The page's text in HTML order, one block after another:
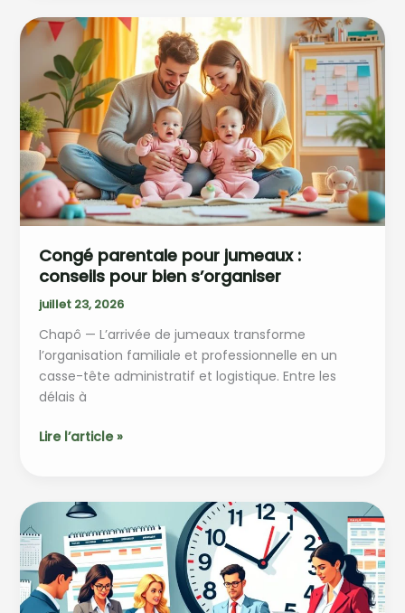
un
métier
bien
payé
:
quelles
options
choisir
Congé parentale pour jumeaux :
conseils pour bien s’organiser
juillet 23, 2026
Chapô — L’arrivée de jumeaux transforme
l’organisation familiale et professionnelle en un
casse-tête administratif et logistique. Entre les
délais à
Congé
jumeaux
conseils
pour
bien
s’organiser
Lire l’article »